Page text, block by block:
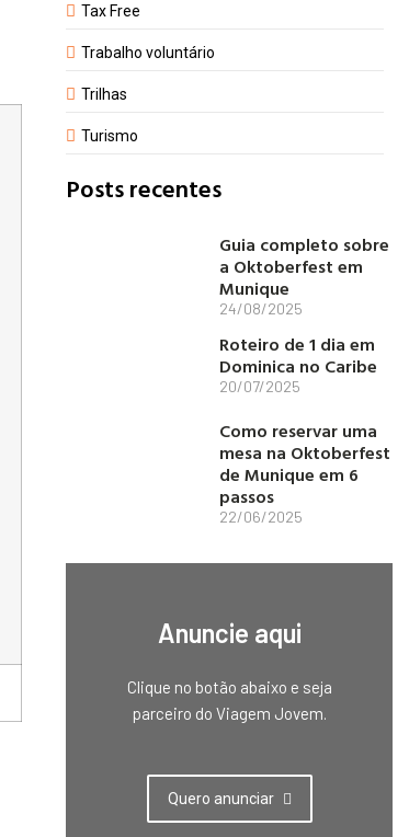
Tax Free
Trabalho voluntário
Trilhas
Turismo
Posts recentes
Guia completo sobre
a Oktoberfest em
Munique
24/08/2025
Roteiro de 1 dia em
Dominica no Caribe
20/07/2025
Como reservar uma
mesa na Oktoberfest
de Munique em 6
passos
22/06/2025
Anuncie aqui
Clique no botão abaixo e seja
parceiro do Viagem Jovem.
Quero anunciar